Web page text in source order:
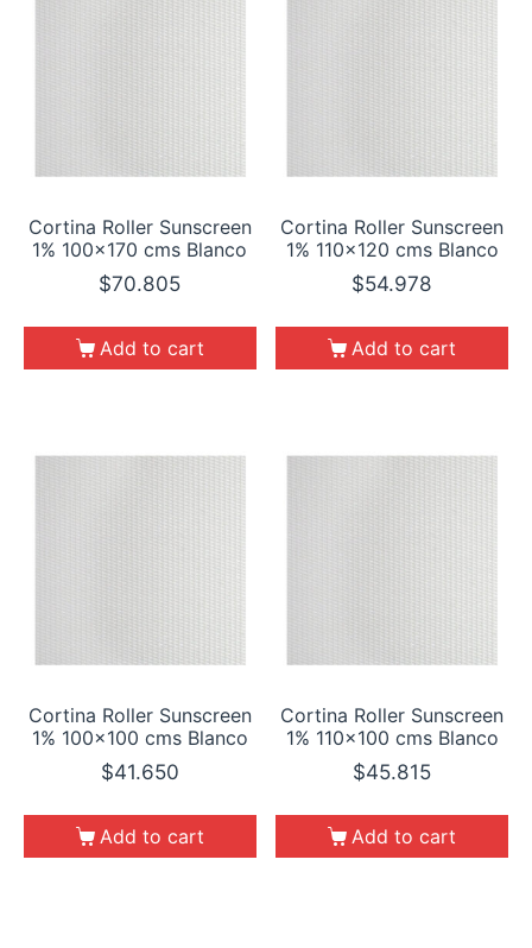
Cortina Roller Sunscreen
1% 100×170 cms Blanco
$70.805
Add to cart
Cortina Roller Sunscreen
1% 110×120 cms Blanco
$54.978
Add to cart
Cortina Roller Sunscreen
1% 100×100 cms Blanco
$41.650
Add to cart
Cortina Roller Sunscreen
1% 110×100 cms Blanco
$45.815
Add to cart